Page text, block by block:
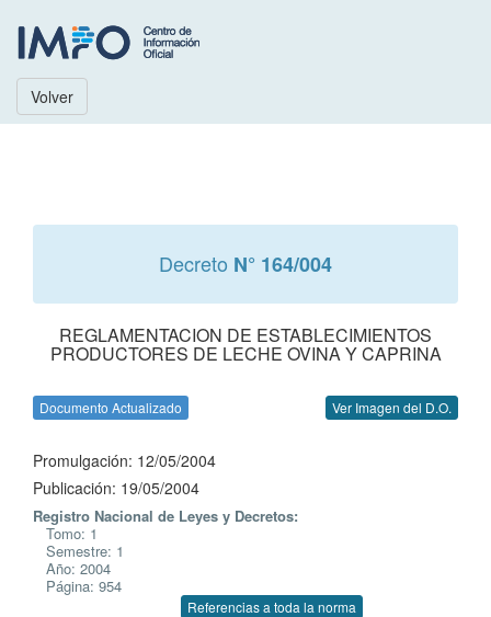
Volver
Decreto N° 164/004
REGLAMENTACION DE ESTABLECIMIENTOS
PRODUCTORES DE LECHE OVINA Y CAPRINA
Documento Actualizado Ver Imagen del D.O.
Promulgación: 12/05/2004
Publicación: 19/05/2004
Registro Nacional de Leyes y Decretos:
Tomo: 1
Semestre: 1
Año: 2004
Página: 954
Referencias a toda la norma